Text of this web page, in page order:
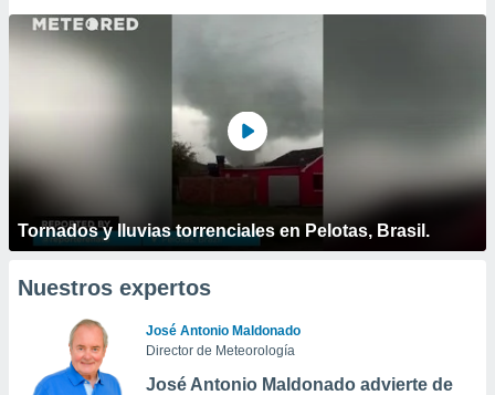
Tornados y lluvias torrenciales en Pelotas, Brasil.
Nuestros expertos
José Antonio Maldonado
Director de Meteorología
José Antonio Maldonado advierte de